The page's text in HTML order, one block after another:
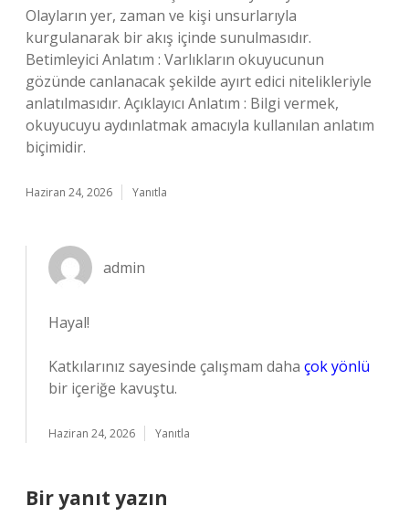
Olayların yer, zaman ve kişi unsurlarıyla
kurgulanarak bir akış içinde sunulmasıdır.
Betimleyici Anlatım : Varlıkların okuyucunun
gözünde canlanacak şekilde ayırt edici nitelikleriyle
anlatılmasıdır. Açıklayıcı Anlatım : Bilgi vermek,
okuyucuyu aydınlatmak amacıyla kullanılan anlatım
biçimidir.
Haziran 24, 2026 Yanıtla
admin
Hayal!
Katkılarınız sayesinde çalışmam daha çok yönlü
bir içeriğe kavuştu.
Haziran 24, 2026 Yanıtla
Bir yanıt yazın